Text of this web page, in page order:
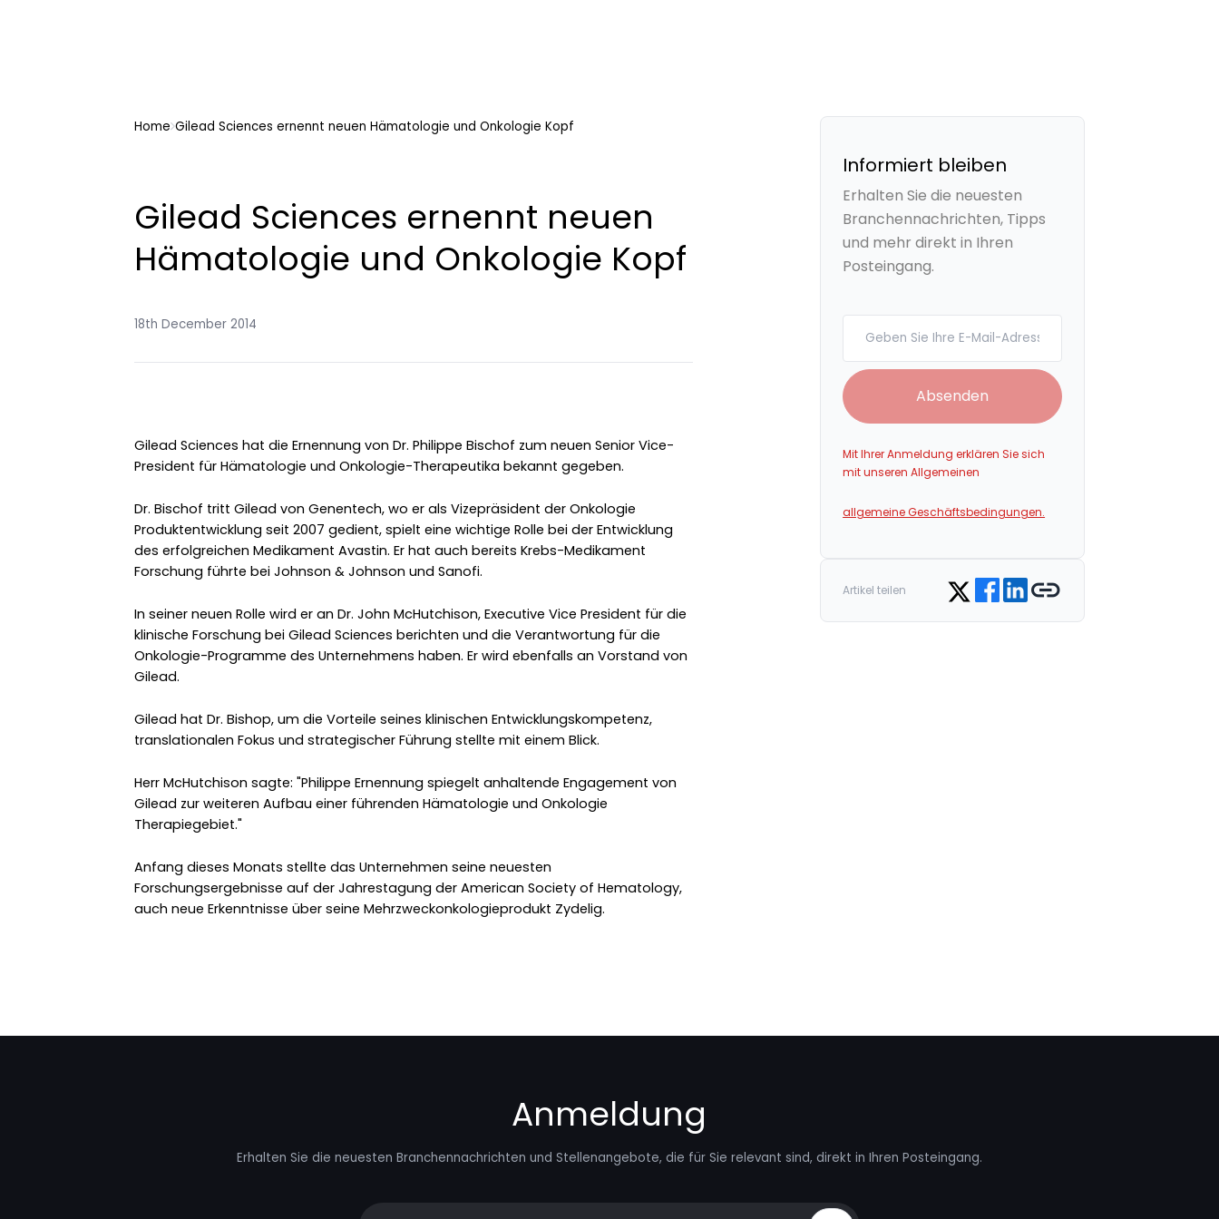
Home Gilead Sciences ernennt neuen Hämatologie und Onkologie Kopf
Gilead Sciences ernennt neuen
Hämatologie und Onkologie Kopf
18th December 2014
Gilead Sciences hat die Ernennung von Dr. Philippe Bischof zum neuen Senior Vice-
President für Hämatologie und Onkologie-Therapeutika bekannt gegeben.
Dr. Bischof tritt Gilead von Genentech, wo er als Vizepräsident der Onkologie
Produktentwicklung seit 2007 gedient, spielt eine wichtige Rolle bei der Entwicklung
des erfolgreichen Medikament Avastin. Er hat auch bereits Krebs-Medikament
Forschung führte bei Johnson & Johnson und Sanofi.
In seiner neuen Rolle wird er an Dr. John McHutchison, Executive Vice President für die
klinische Forschung bei Gilead Sciences berichten und die Verantwortung für die
Onkologie-Programme des Unternehmens haben. Er wird ebenfalls an Vorstand von
Gilead.
Gilead hat Dr. Bishop, um die Vorteile seines klinischen Entwicklungskompetenz,
translationalen Fokus und strategischer Führung stellte mit einem Blick.
Herr McHutchison sagte: "Philippe Ernennung spiegelt anhaltende Engagement von
Gilead zur weiteren Aufbau einer führenden Hämatologie und Onkologie
Therapiegebiet."
Anfang dieses Monats stellte das Unternehmen seine neuesten
Forschungsergebnisse auf der Jahrestagung der American Society of Hematology,
auch neue Erkenntnisse über seine Mehrzweckonkologieprodukt Zydelig.
Informiert bleiben
Erhalten Sie die neuesten
Branchennachrichten, Tipps
und mehr direkt in Ihren
Posteingang.
Absenden
Mit Ihrer Anmeldung erklären Sie sich
mit unseren Allgemeinen
allgemeine Geschäftsbedingungen.
Artikel teilen Share on Twitter
Share on Facebook
Share on LinkedIn
Copy link
Anmeldung
Erhalten Sie die neuesten Branchennachrichten und Stellenangebote, die für Sie relevant sind, direkt in Ihren Posteingang.